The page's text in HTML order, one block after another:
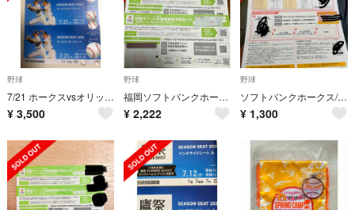
野球
7/21 ホークスvsオリックス ２枚
¥ 3,500
野球
福岡ソフトバンクホークス観戦チケット先着順 事前予約カード 3枚 観戦チケット
¥ 2,222
野球
ソフトバンクホークス/ジュニアパスポート
¥ 1,300